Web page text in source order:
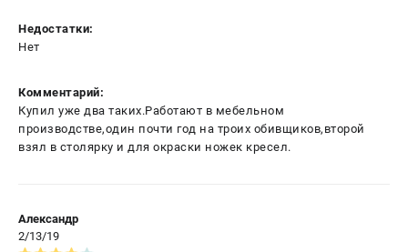
Недостатки:
Нет
Комментарий:
Купил уже два таких.Работают в мебельном
производстве,один почти год на троих обивщиков,второй
взял в столярку и для окраски ножек кресел.
Александр
2/13/19